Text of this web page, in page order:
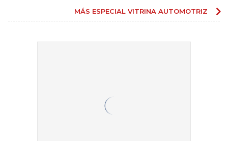
MÁS ESPECIAL VITRINA AUTOMOTRIZ